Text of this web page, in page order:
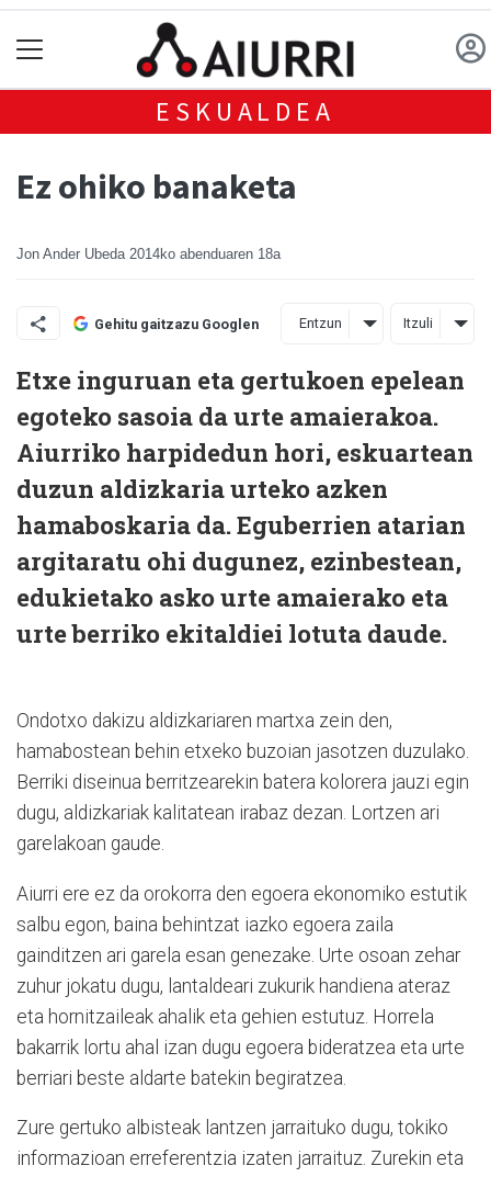
ESKUALDEA
Ez ohiko banaketa
Jon Ander Ubeda 2014ko abenduaren 18a
Gehitu gaitzazu Googlen Entzun Itzuli
Etxe inguruan eta gertukoen epelean
egoteko sasoia da urte amaierakoa.
Aiurriko harpidedun hori, eskuartean
duzun aldizkaria urteko azken
hamaboskaria da. Eguberrien atarian
argitaratu ohi dugunez, ezinbestean,
edukietako asko urte amaierako eta
urte berriko ekitaldiei lotuta daude.
Ondotxo dakizu aldizkariaren martxa zein den,
hamabostean behin etxeko buzoian jasotzen duzulako.
Berriki diseinua berritzearekin batera kolorera jauzi egin
dugu, aldizkariak kalitatean irabaz dezan. Lortzen ari
garelakoan gaude.
Aiurri ere ez da orokorra den egoera ekonomiko estutik
salbu egon, baina behintzat iazko egoera zaila
gainditzen ari garela esan genezake. Urte osoan zehar
zuhur jokatu dugu, lantaldeari zukurik handiena ateraz
eta hornitzaileak ahalik eta gehien estutuz. Horrela
bakarrik lortu ahal izan dugu egoera bideratzea eta urte
berriari beste aldarte batekin begiratzea.
Zure gertuko albisteak lantzen jarraituko dugu, tokiko
informazioan erreferentzia izaten jarraituz. Zurekin eta